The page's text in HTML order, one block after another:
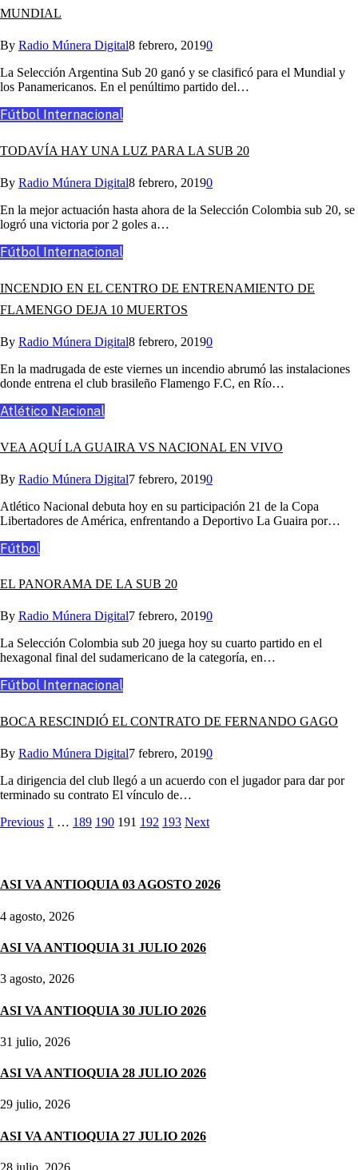
MUNDIAL
By Radio Múnera Digital8 febrero, 20190
La Selección Argentina Sub 20 ganó y se clasificó para el Mundial y
los Panamericanos. En el penúltimo partido del…
Fútbol Internacional
TODAVÍA HAY UNA LUZ PARA LA SUB 20
By Radio Múnera Digital8 febrero, 20190
En la mejor actuación hasta ahora de la Selección Colombia sub 20, se
logró una victoria por 2 goles a…
Fútbol Internacional
INCENDIO EN EL CENTRO DE ENTRENAMIENTO DE
FLAMENGO DEJA 10 MUERTOS
By Radio Múnera Digital8 febrero, 20190
En la madrugada de este viernes un incendio abrumó las instalaciones
donde entrena el club brasileño Flamengo F.C, en Río…
Atlético Nacional
VEA AQUÍ LA GUAIRA VS NACIONAL EN VIVO
By Radio Múnera Digital7 febrero, 20190
Atlético Nacional debuta hoy en su participación 21 de la Copa
Libertadores de América, enfrentando a Deportivo La Guaira por…
Fútbol
EL PANORAMA DE LA SUB 20
By Radio Múnera Digital7 febrero, 20190
La Selección Colombia sub 20 juega hoy su cuarto partido en el
hexagonal final del sudamericano de la categoría, en…
Fútbol Internacional
BOCA RESCINDIÓ EL CONTRATO DE FERNANDO GAGO
By Radio Múnera Digital7 febrero, 20190
La dirigencia del club llegó a un acuerdo con el jugador para dar por
terminado su contrato El vínculo de…
Previous 1 … 189 190 191 192 193 Next
ASI VA ANTIOQUIA 03 AGOSTO 2026
4 agosto, 2026
ASI VA ANTIOQUIA 31 JULIO 2026
3 agosto, 2026
ASI VA ANTIOQUIA 30 JULIO 2026
31 julio, 2026
ASI VA ANTIOQUIA 28 JULIO 2026
29 julio, 2026
ASI VA ANTIOQUIA 27 JULIO 2026
28 julio, 2026